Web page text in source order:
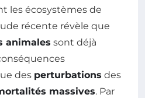
les écosystèmes de
récente révèle que
animales sont déjà
des perturbations des
massives. Par